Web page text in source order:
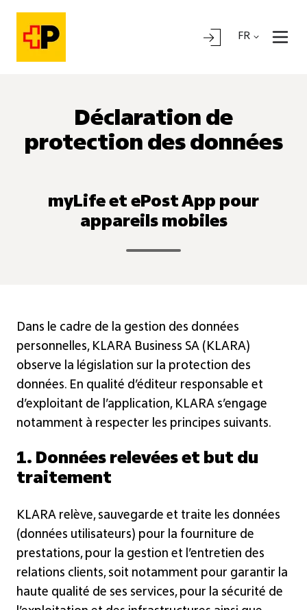
FR
Déclaration de
protection des données
myLife et ePost App pour
appareils mobiles
Dans le cadre de la gestion des données
personnelles, KLARA Business SA (KLARA)
observe la législation sur la protection des
données. En qualité d’éditeur responsable et
d’exploitant de l’application, KLARA s’engage
notamment à respecter les principes suivants.
1. Données relevées et but du
traitement
KLARA relève, sauvegarde et traite les données
(données utilisateurs) pour la fourniture de
prestations, pour la gestion et l’entretien des
relations clients, soit notamment pour garantir la
haute qualité de ses services, pour la sécurité de